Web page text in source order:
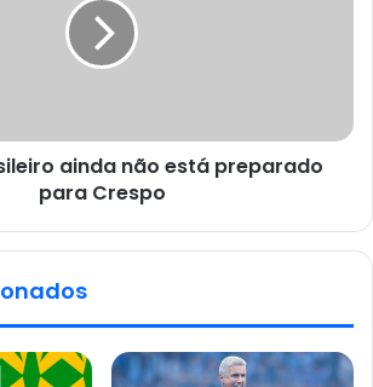
ainda não está preparado
para Crespo